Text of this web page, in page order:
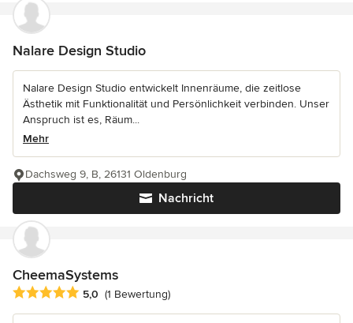
Nalare Design Studio
Nalare Design Studio entwickelt Innenräume, die zeitlose
Ästhetik mit Funktionalität und Persönlichkeit verbinden. Unser
Anspruch ist es, Räum...
Mehr
Nachricht
Dachsweg 9, B, 26131 Oldenburg
CheemaSystems
Durchschnittliche Bewertung: 5 von 5 Sternen
5,0 (1 Bewertung)